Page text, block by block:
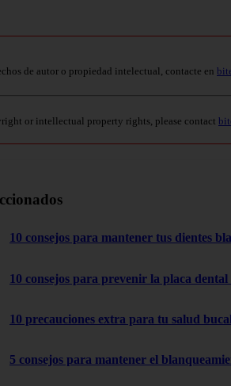
de autor o propiedad intelectual, contacte en
or intellectual property rights, please contact
10 consejos para mantener tus dientes
10 consejos para prevenir la placa
10 precauciones extra para tu salud
5 consejos para mantener el